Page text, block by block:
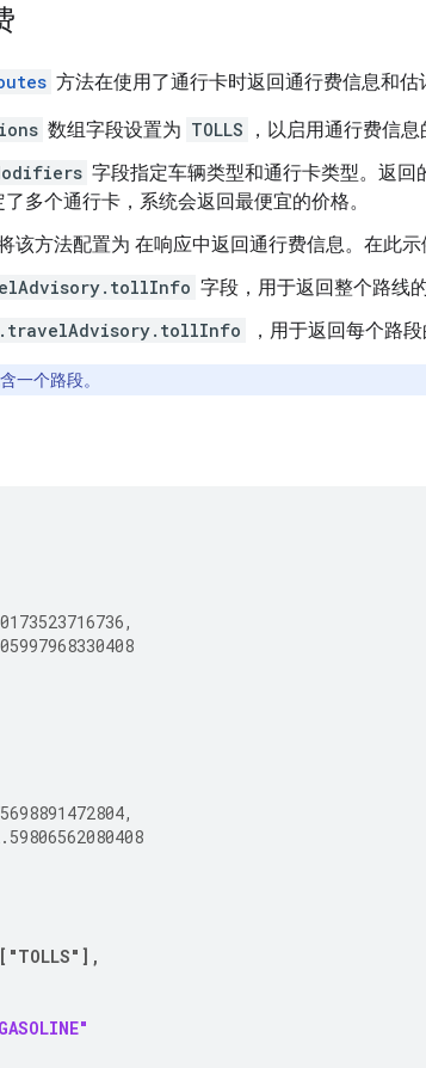
方法在使用了通行卡时返回通行费信息和估
数组字段设置为 TOLLS
，以启用通行费信息
字段指定车辆类型和通行卡类型。返
了多个通行卡，系统会返回最便宜的价格。
该方法配置为 在响应中返回通行费信息。在此
字段，用于返回整个路线的
，用于返回每个路段
一个路段。